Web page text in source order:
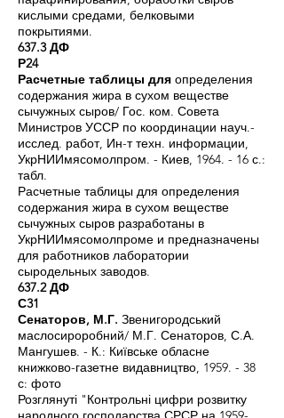
кислыми средами, белковыми
покрытиями.
637.3 ДФ
Р24
Расчетные таблицы для определения
содержания жира в сухом веществе
сычужных сыров/ Гос. ком. Совета
Министров УССР по координации науч.-
исслед. работ, Ин-т техн. информации,
УкрНИИмясомолпром. - Киев, 1964. - 16 с.:
табл.
Расчетные таблицы для определения
содержания жира в сухом веществе
сычужных сыров разработаны в
УкрНИИмясомолпроме и предназначены
для работников лаборатории
сыродельных заводов.
637.2 ДФ
С31
Сенаторов, М.Г. Звенигородський
маслосироробний/ М.Г. Сенаторов, С.А.
Мангушев. - К.: Київське обласне
книжково-газетне видавництво, 1959. - 38
с: фото
Розглянуті "Контрольні цифри розвитку